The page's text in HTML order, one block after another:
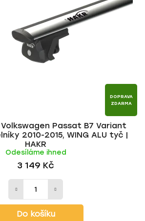
DOPRAVA
ZDARMA
Passat B7 Variant
2010-2015, WING ALU tyč |
HAKR
Odesíláme ihned
3 149 Kč
Do košíku